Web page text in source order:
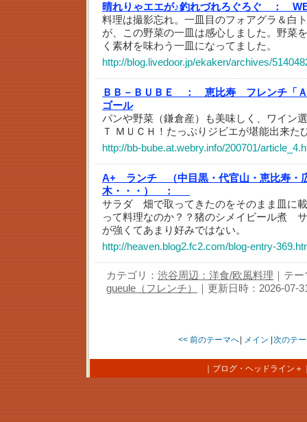
晴れりゃエエが♪釣れづれろぐろぐ ：
料理は撮影忘れ。一皿目のフォアグラ＆白
が、この野菜の一皿は感心しました。野菜
く素材を味わう一皿になってました。
http://blog.livedoor.jp/ekaken/archives/
ＢＢ－ＢＵＢＥ ：
恵比寿 フレンチ「
ゴール
パンや野菜（鎌倉産）も美味しく、ワイン
Ｔ ＭＵＣＨ！たっぷりジビエが堪能出来た
http://bb-bube.at.webry.info/200701/
A+ ランチ （中目黒・代官山・恵比寿・
木・・・） ：
サラダ 畑で取ってきたのをそのまま皿に
って料理なのか？？猪のシメイビール煮
が強くてあまり好みではない。
http://heaven.blog2.fc2.com/blog-entry-
カテゴリ： 渋谷周辺：洋食/欧風料理 ｜テ
gueule（フレンチ）
｜更新日時：2026-07-
<< 前のテーマへ メイン 次のテ
ブログ・ヘッドライン＋